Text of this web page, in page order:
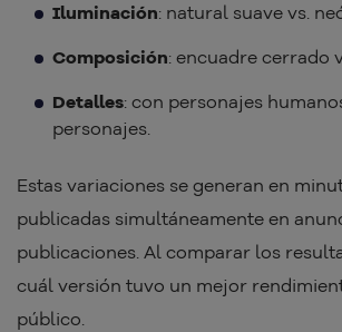
Iluminación: natural suave vs.
Composición: encuadre cerrado
Detalles: con personajes
personajes.
Estas variaciones se generan en
publicadas simultáneamente en
publicaciones. Al comparar los
cuál versión tuvo un mejor
público.